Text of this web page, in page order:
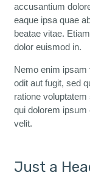
accusantium
eaque ipsa quae
beatae vitae.
dolor euismod in.
Nemo enim ipsam
odit aut fugit, sed
ratione
qui dolorem ipsum
velit.
Just a